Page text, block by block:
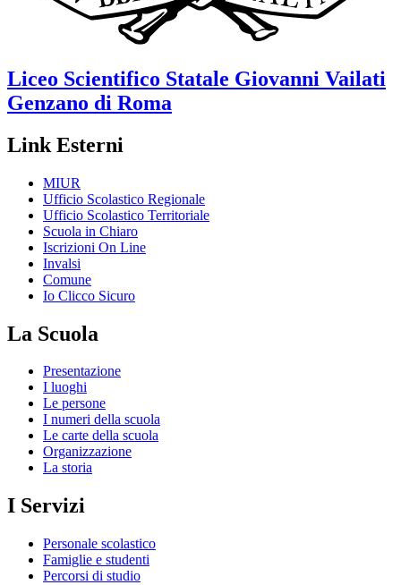
Liceo Scientifico Statale Giovanni Vailati
Genzano di Roma
Link Esterni
MIUR
Ufficio Scolastico Regionale
Ufficio Scolastico Territoriale
Scuola in Chiaro
Iscrizioni On Line
Invalsi
Comune
Io Clicco Sicuro
La Scuola
Presentazione
I luoghi
Le persone
I numeri della scuola
Le carte della scuola
Organizzazione
La storia
I Servizi
Personale scolastico
Famiglie e studenti
Percorsi di studio